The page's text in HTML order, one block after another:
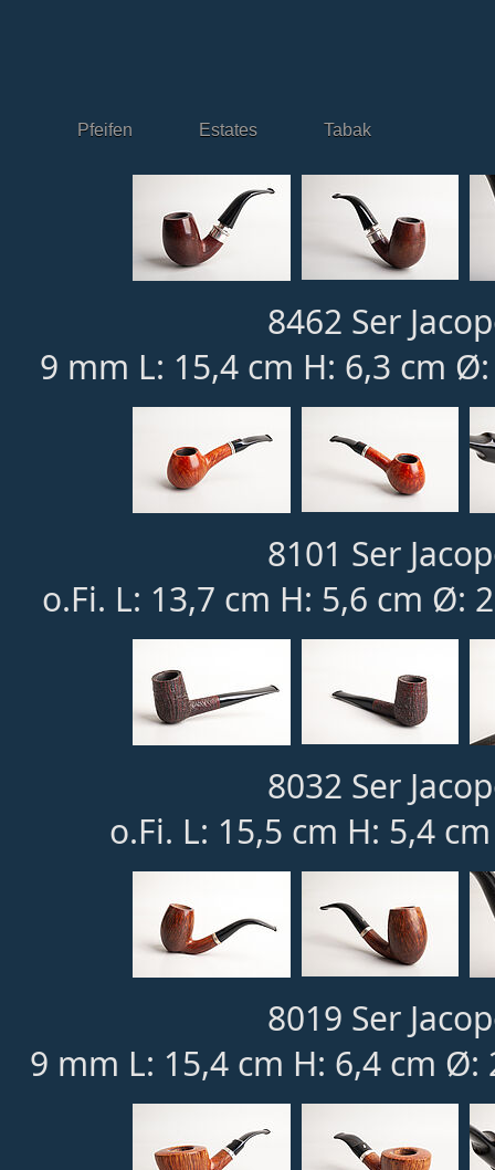
Pfeifen Estates Tabak
8462 Ser
9 mm L: 15,4 cm H: 6,3 cm
8101 Ser
o.Fi. L: 13,7 cm H: 5,6 cm Ø:
8032 Ser
o.Fi. L: 15,5 cm H: 5,4
8019 Ser
9 mm L: 15,4 cm H: 6,4 cm